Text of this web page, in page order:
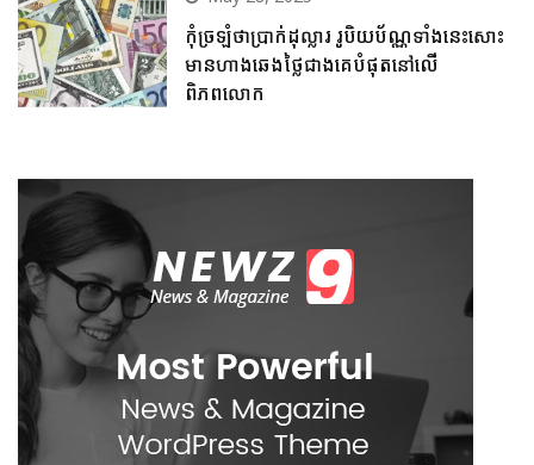
កុំច្រឡំថាប្រាក់ដុល្លារ រូបិយប័ណ្ណទាំងនេះសោះ
មានហាងឆេងថ្លៃជាងគេបំផុតនៅលើ
ពិភពលោក